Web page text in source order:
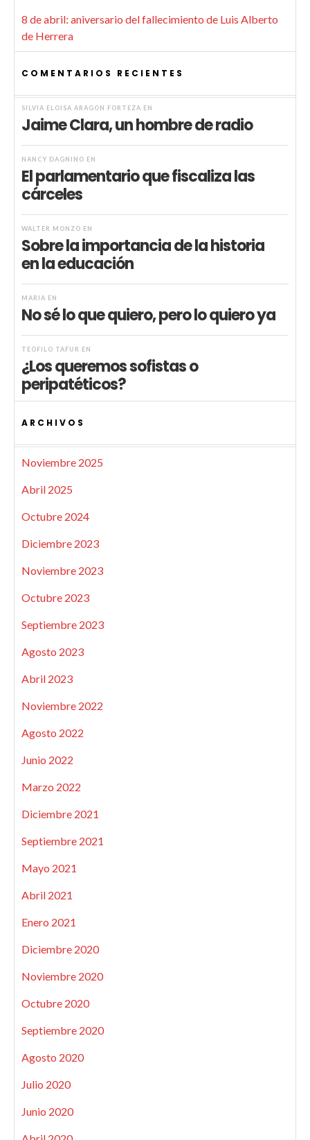
8 de abril: aniversario del fallecimiento de Luis Alberto
de Herrera
COMENTARIOS RECIENTES
SILVIA ELOISA ARAGÓN FORTEZA EN
Jaime Clara, un hombre de radio
NANCY DAGNINO EN
El parlamentario que fiscaliza las
cárceles
WALTER MONZÓ EN
Sobre la importancia de la historia
en la educación
MARIA EN
No sé lo que quiero, pero lo quiero ya
TEÓFILO TAFUR EN
¿Los queremos sofistas o
peripatéticos?
ARCHIVOS
Noviembre 2025
Abril 2025
Octubre 2024
Diciembre 2023
Noviembre 2023
Octubre 2023
Septiembre 2023
Agosto 2023
Abril 2023
Noviembre 2022
Agosto 2022
Junio 2022
Marzo 2022
Diciembre 2021
Septiembre 2021
Mayo 2021
Abril 2021
Enero 2021
Diciembre 2020
Noviembre 2020
Octubre 2020
Septiembre 2020
Agosto 2020
Julio 2020
Junio 2020